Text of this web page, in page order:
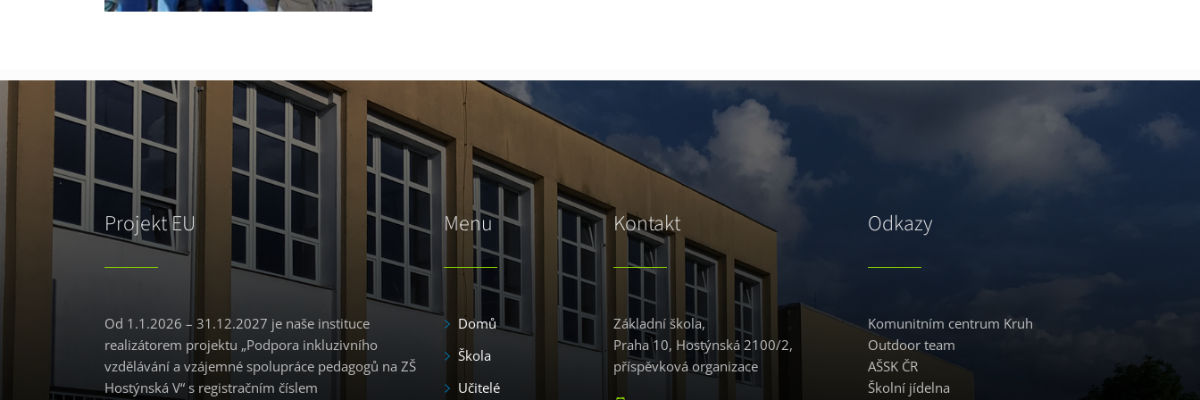
Projekt EU
Od 1.1.2026 – 31.12.2027 je naše instituce
realizátorem projektu „Podpora inkluzivního
vzdělávání a vzájemné spolupráce pedagogů na ZŠ
Hostýnská V“ s registračním číslem
Menu
Domů
Škola
Učitelé
Kontakt
Základní škola,
Praha 10, Hostýnská 2100/2,
příspěvková organizace
Odkazy
Komunitním centrum Kruh
Outdoor team
AŠSK ČR
Školní jídelna